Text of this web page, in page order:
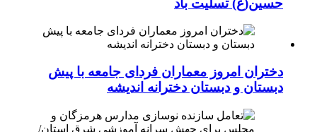
دختران امروز معماران فردای جامعه با پیش
دبستان و دبستان دخترانه اندیشه